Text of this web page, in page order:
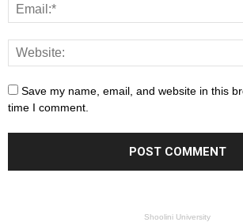
Save my name, email, and website in this
time I comment.
Shoolini University